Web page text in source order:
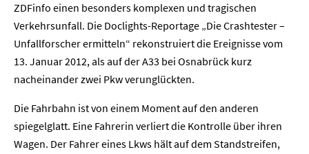
ZDFinfo einen besonders komplexen und tragischen
Verkehrsunfall. Die Doclights-Reportage „Die Crashtester –
Unfallforscher ermitteln“ rekonstruiert die Ereignisse vom
13. Januar 2012, als auf der A33 bei Osnabrück kurz
nacheinander zwei Pkw verunglückten.
Die Fahrbahn ist von einem Moment auf den anderen
spiegelglatt. Eine Fahrerin verliert die Kontrolle über ihren
Wagen. Der Fahrer eines Lkws hält auf dem Standstreifen,